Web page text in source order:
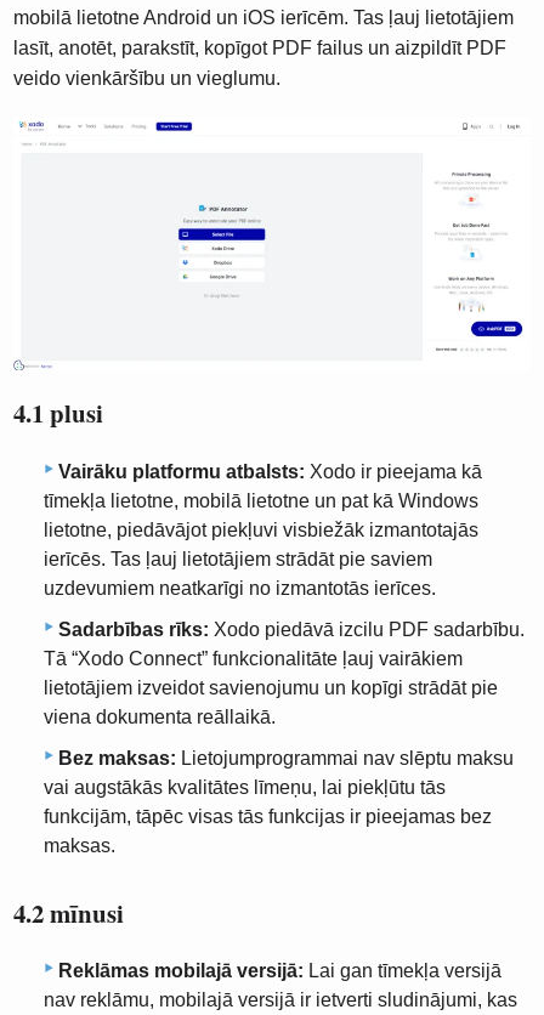
mobilā lietotne Android un iOS ierīcēm. Tas ļauj lietotājiem
lasīt, anotēt, parakstīt, kopīgot PDF failus un aizpildīt PDF
veido vienkāršību un vieglumu.
4.1 plusi
Vairāku platformu atbalsts: Xodo ir pieejama kā
tīmekļa lietotne, mobilā lietotne un pat kā Windows
lietotne, piedāvājot piekļuvi visbiežāk izmantotajās
ierīcēs. Tas ļauj lietotājiem strādāt pie saviem
uzdevumiem neatkarīgi no izmantotās ierīces.
Sadarbības rīks: Xodo piedāvā izcilu PDF sadarbību.
Tā “Xodo Connect” funkcionalitāte ļauj vairākiem
lietotājiem izveidot savienojumu un kopīgi strādāt pie
viena dokumenta reāllaikā.
Bez maksas: Lietojumprogrammai nav slēptu maksu
vai augstākās kvalitātes līmeņu, lai piekļūtu tās
funkcijām, tāpēc visas tās funkcijas ir pieejamas bez
maksas.
4.2 mīnusi
Reklāmas mobilajā versijā: Lai gan tīmekļa versijā
nav reklāmu, mobilajā versijā ir ietverti sludinājumi, kas